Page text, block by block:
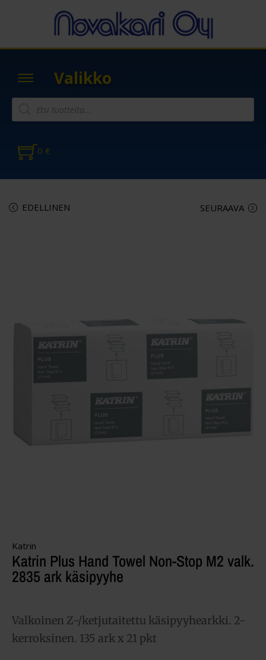
Valikko
0 €
EDELLINEN SEURAAVA
Katrin
Katrin Plus Hand Towel Non-Stop M2 valk.
2835 ark käsipyyhe
Valkoinen Z-/ketjutaitettu käsipyyhearkki. 2-
kerroksinen. 135 ark x 21 pkt